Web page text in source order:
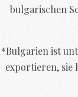
bulgarischen
*Bulgarien ist
exportieren, sie